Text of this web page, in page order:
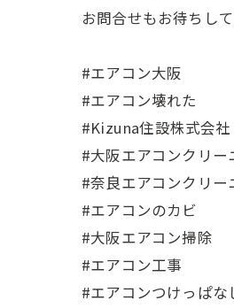
お問合せもお待ちして
#エアコン大阪
#エアコン壊れた
#Kizuna住設株式会社
#大阪エアコンクリー
#奈良エアコンクリー
#エアコンのカビ
#大阪エアコン掃除
#エアコン工事
#エアコンつけっぱな